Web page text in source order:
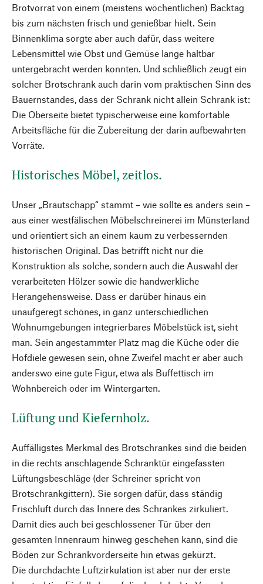
Brotvorrat von einem (meistens wöchentlichen) Backtag
bis zum nächsten frisch und genießbar hielt. Sein
Binnenklima sorgte aber auch dafür, dass weitere
Lebensmittel wie Obst und Gemüse lange haltbar
untergebracht werden konnten. Und schließlich zeugt ein
solcher Brotschrank auch darin vom praktischen Sinn des
Bauernstandes, dass der Schrank nicht allein Schrank ist:
Die Oberseite bietet typischerweise eine komfortable
Arbeitsfläche für die Zubereitung der darin aufbewahrten
Vorräte.
Historisches Möbel, zeitlos.
Unser „Brautschapp“ stammt – wie sollte es anders sein –
aus einer westfälischen Möbelschreinerei im Münsterland
und orientiert sich an einem kaum zu verbessernden
historischen Original. Das betrifft nicht nur die
Konstruktion als solche, sondern auch die Auswahl der
verarbeiteten Hölzer sowie die handwerkliche
Herangehensweise. Dass er darüber hinaus ein
unaufgeregt schönes, in ganz unterschiedlichen
Wohnumgebungen integrierbares Möbelstück ist, sieht
man. Sein angestammter Platz mag die Küche oder die
Hofdiele gewesen sein, ohne Zweifel macht er aber auch
anderswo eine gute Figur, etwa als Buffettisch im
Wohnbereich oder im Wintergarten.
Lüftung und Kiefernholz.
Auffälligstes Merkmal des Brotschrankes sind die beiden
in die rechts anschlagende Schranktür eingefassten
Lüftungsbeschläge (der Schreiner spricht von
Brotschrankgittern). Sie sorgen dafür, dass ständig
Frischluft durch das Innere des Schrankes zirkuliert.
Damit dies auch bei geschlossener Tür über den
gesamten Innenraum hinweg geschehen kann, sind die
Böden zur Schrankvorderseite hin etwas gekürzt.
Die durchdachte Luftzirkulation ist aber nur der erste